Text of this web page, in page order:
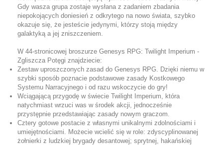
Gdy wasza grupa zostaje wysłana z zadaniem zbadania
niepokojących doniesień z odkrytego na nowo świata, szybko
okazuje się, że jesteście jedynymi, którzy stoją między
galaktyką a jej zniszczeniem.
W 44-stronicowej broszurze Genesys RPG: Twilight Imperium -
Zgliszcza Potęgi znajdziecie:
Zestaw uproszczonych zasad do Genesys RPG. Dzięki niemu w
szybki sposób poznacie podstawowe zasady Kostkowego
Systemu Narracyjnego i od razu wskoczycie do gry!
Wciągającą przygodę w świecie Twilight Imperium, która
natychmiast wrzuci was w środek akcji, jednocześnie
przystępnie przedstawiając zasady nowym graczom.
Cztery gotowe postacie z własnymi unikalnymi zdolnościami i
umiejętnościami. Możecie wcielić się w role: zdyscyplinowanej
żołnierki z ludzkiej brygady desantowej; sprytnej, hakańskiej